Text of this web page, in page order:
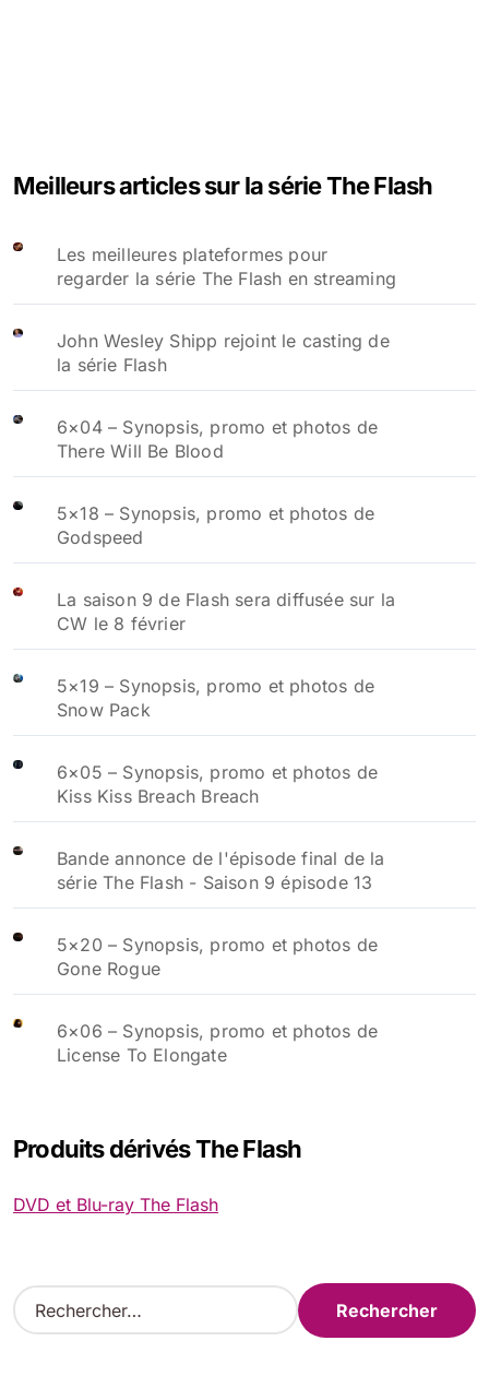
Meilleurs articles sur la série The Flash
Les meilleures plateformes pour
regarder la série The Flash en streaming
John Wesley Shipp rejoint le casting de
la série Flash
6×04 – Synopsis, promo et photos de
There Will Be Blood
5×18 – Synopsis, promo et photos de
Godspeed
La saison 9 de Flash sera diffusée sur la
CW le 8 février
5×19 – Synopsis, promo et photos de
Snow Pack
6×05 – Synopsis, promo et photos de
Kiss Kiss Breach Breach
Bande annonce de l'épisode final de la
série The Flash - Saison 9 épisode 13
5×20 – Synopsis, promo et photos de
Gone Rogue
6×06 – Synopsis, promo et photos de
License To Elongate
Produits dérivés The Flash
DVD et Blu-ray The Flash
R
e